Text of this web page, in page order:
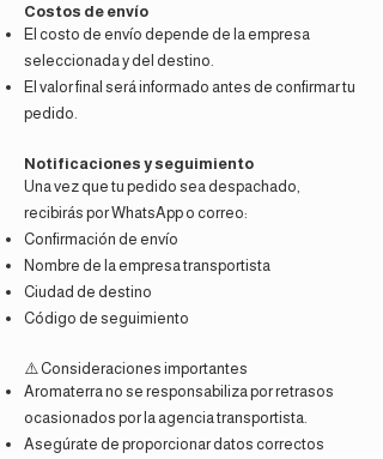
Costos de envío
El costo de envío depende de la empresa
seleccionada y del destino.
El valor final será informado antes de confirmar tu
pedido.
Notificaciones y seguimiento
Una vez que tu pedido sea despachado,
recibirás por WhatsApp o correo:
Confirmación de envío
Nombre de la empresa transportista
Ciudad de destino
Código de seguimiento
⚠️ Consideraciones importantes
Aromaterra no se responsabiliza por retrasos
ocasionados por la agencia transportista.
Asegúrate de proporcionar datos correctos